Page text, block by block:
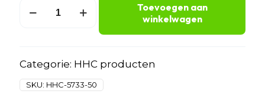
€269,99.
€174,99.
olie
Toevoegen aan
winkelwagen
Categorie: HHC producten
SKU: HHC-5733-50